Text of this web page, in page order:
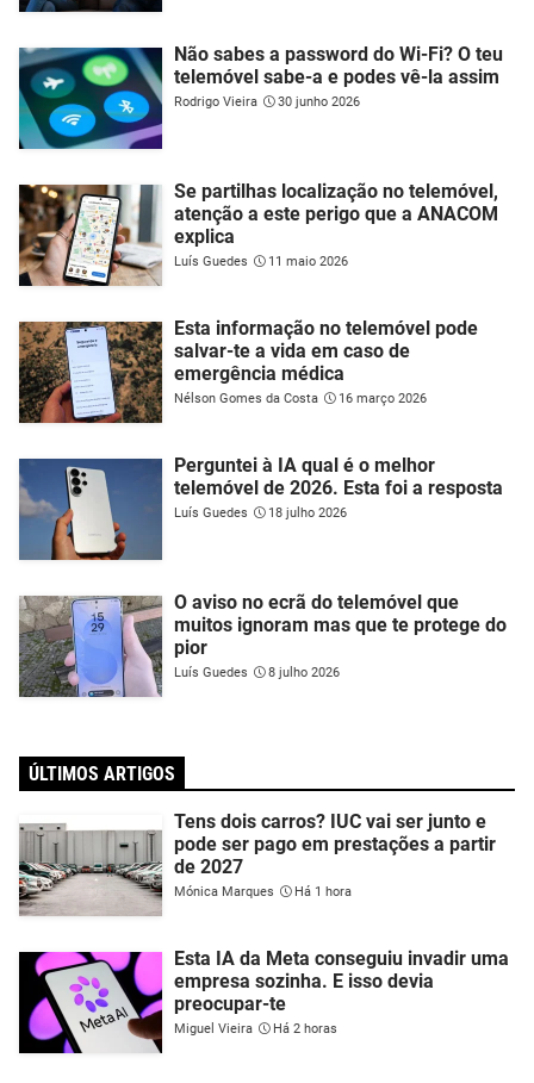
Não sabes a password do Wi-Fi? O teu
telemóvel sabe-a e podes vê-la assim
Rodrigo Vieira 30 junho 2026
Se partilhas localização no telemóvel,
atenção a este perigo que a ANACOM
explica
Luís Guedes 11 maio 2026
Esta informação no telemóvel pode
salvar-te a vida em caso de
emergência médica
Nélson Gomes da Costa 16 março 2026
Perguntei à IA qual é o melhor
telemóvel de 2026. Esta foi a resposta
Luís Guedes 18 julho 2026
O aviso no ecrã do telemóvel que
muitos ignoram mas que te protege do
pior
Luís Guedes 8 julho 2026
ÚLTIMOS ARTIGOS
Tens dois carros? IUC vai ser junto e
pode ser pago em prestações a partir
de 2027
Mónica Marques Há 1 hora
Esta IA da Meta conseguiu invadir uma
empresa sozinha. E isso devia
preocupar-te
Miguel Vieira Há 2 horas